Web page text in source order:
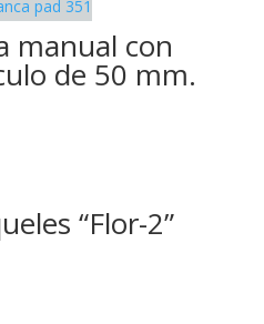
manual con
de 50 mm.
“Flor-2”